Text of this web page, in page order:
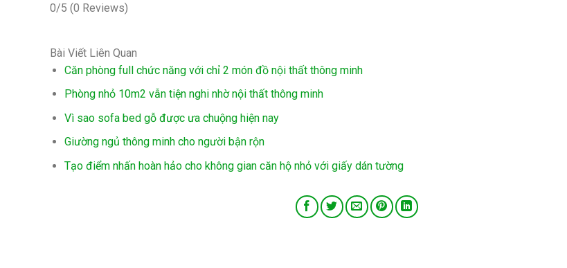
0/5 (0 Reviews)
Bài Viết Liên Quan
Căn phòng full chức năng với chỉ 2 món đồ nội thất thông minh
Phòng nhỏ 10m2 vẫn tiện nghi nhờ nội thất thông minh
Vì sao sofa bed gỗ được ưa chuộng hiện nay
Giường ngủ thông minh cho người bận rộn
Tạo điểm nhấn hoàn hảo cho không gian căn hộ nhỏ với giấy dán tường